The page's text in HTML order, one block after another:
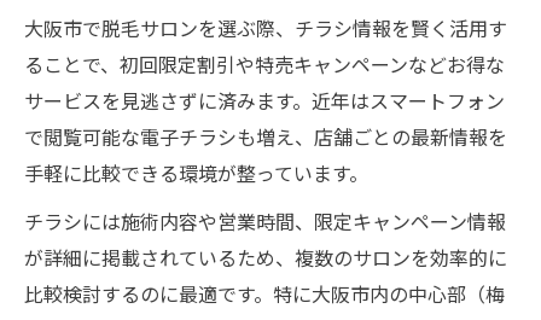
大阪市で脱毛サロンを選ぶ際、チラシ情報を賢く活用す
ることで、初回限定割引や特売キャンペーンなどお得な
サービスを見逃さずに済みます。近年はスマートフォン
で閲覧可能な電子チラシも増え、店舗ごとの最新情報を
手軽に比較できる環境が整っています。
チラシには施術内容や営業時間、限定キャンペーン情報
が詳細に掲載されているため、複数のサロンを効率的に
比較検討するのに最適です。特に大阪市内の中心部（梅